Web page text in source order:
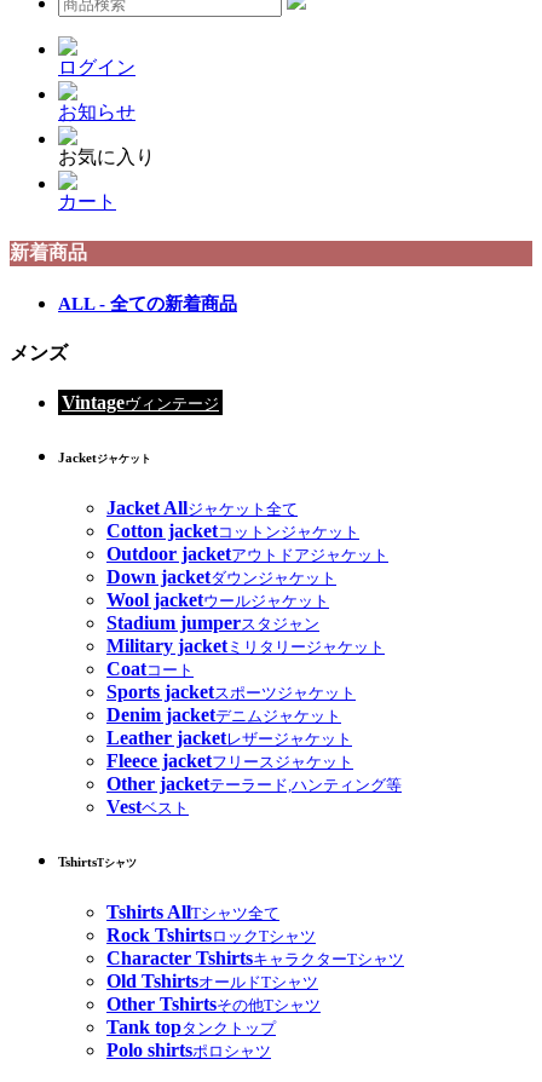
ログイン
お知らせ
お気に入り
カート
新着商品
ALL - 全ての新着商品
メンズ
Vintageヴィンテージ
Jacketジャケット
Jacket Allジャケット全て
Cotton jacketコットンジャケット
Outdoor jacketアウトドアジャケット
Down jacketダウンジャケット
Wool jacketウールジャケット
Stadium jumperスタジャン
Military jacketミリタリージャケット
Coatコート
Sports jacketスポーツジャケット
Denim jacketデニムジャケット
Leather jacketレザージャケット
Fleece jacketフリースジャケット
Other jacketテーラード,ハンティング等
Vestベスト
TshirtsTシャツ
Tshirts AllTシャツ全て
Rock TshirtsロックTシャツ
Character TshirtsキャラクターTシャツ
Old TshirtsオールドTシャツ
Other Tshirtsその他Tシャツ
Tank topタンクトップ
Polo shirtsポロシャツ